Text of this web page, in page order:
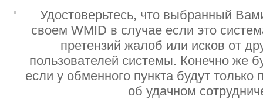
Удостоверьтесь, что выбранный
своем WMID в случае если это
претензий жалоб или исков от
пользователей системы. Конечно же
если у обменного пункта будут
об удачном